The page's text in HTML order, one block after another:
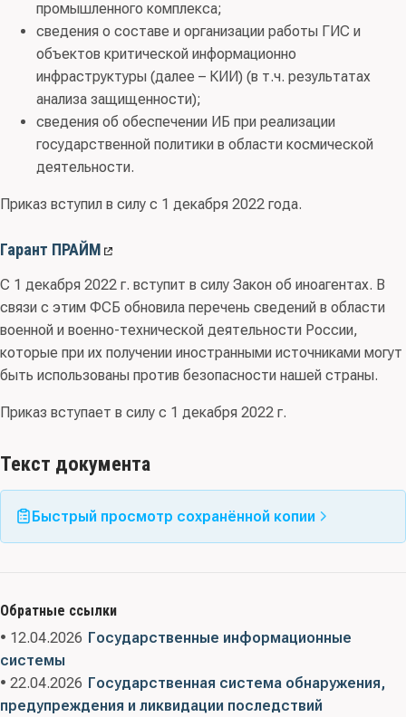
промышленного комплекса;
сведения о составе и организации работы ГИС и
объектов критической информационно
инфраструктуры (далее – КИИ) (в т.ч. результатах
анализа защищенности);
сведения об обеспечении ИБ при реализации
государственной политики в области космической
деятельности.
Приказ вступил в силу с 1 декабря 2022 года.
Гарант ПРАЙМ
С 1 декабря 2022 г. вступит в силу Закон об иноагентах. В
связи с этим ФСБ обновила перечень сведений в области
военной и военно-технической деятельности России,
которые при их получении иностранными источниками могут
быть использованы против безопасности нашей страны.
Приказ вступает в силу с 1 декабря 2022 г.
Текст документа
Быстрый просмотр сохранённой копии
Обратные ссылки
• 12.04.2026 Государственные информационные
системы
• 22.04.2026 Государственная система обнаружения,
предупреждения и ликвидации последствий